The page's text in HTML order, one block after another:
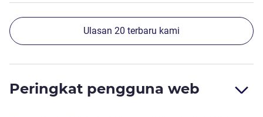
Ulasan 20 terbaru kami
Peringkat pengguna web